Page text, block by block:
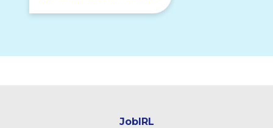
JobIRL